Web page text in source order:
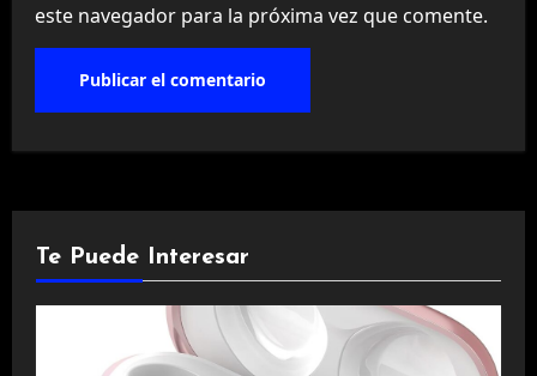
este navegador para la próxima vez que comente.
Te Puede Interesar